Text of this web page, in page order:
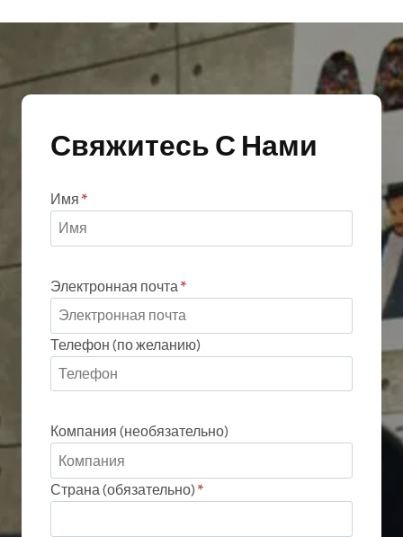
Свяжитесь С Нами
Имя *
Электронная почта *
Телефон (по желанию)
Компания (необязательно)
Страна (обязательно) *